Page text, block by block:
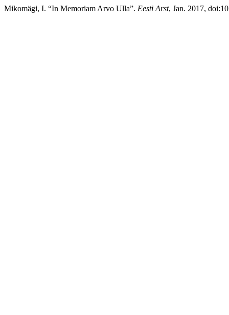
Mikomägi, I. “In Memoriam Arvo Ulla”. Eesti Arst, Jan. 2017,